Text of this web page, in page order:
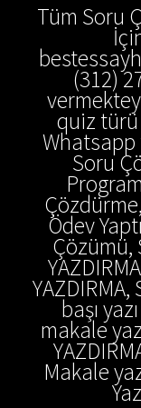
Tüm Soru
(312)
quiz türü
Whatsapp
Soru
Ödev
Çözümü,
başı
makale
Makale